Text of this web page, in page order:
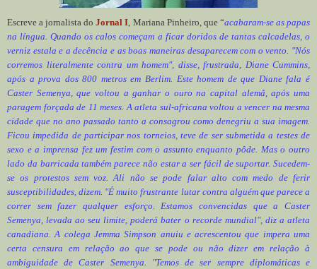
Escreve a jornalista doJornal I, Mariana Pinheiro, que “acabaram-se as papas
na língua. Quando os calos começam a ficar doridos de tantas calcadelas, o
verniz estala e a decência e as boas maneiras desaparecem com o vento. "Nós
corremos literalmente contra um homem", disse, frustrada, Diane Cummins,
após a prova dos 800 metros em Berlim. Este homem de que Diane fala é
Caster Semenya, que voltou a ganhar o ouro na capital alemã, após uma
paragem forçada de 11 meses. A atleta sul-africana voltou a vencer na mesma
cidade que no ano passado tanto a consagrou como denegriu a sua imagem.
Ficou impedida de participar nos torneios, teve de ser submetida a testes de
sexo e a imprensa fez um festim com o assunto enquanto pôde. Mas o outro
lado da barricada também parece não estar a ser fácil de suportar. Sucedem-
se os protestos sem voz. Ali não se pode falar alto com medo de ferir
susceptibilidades, dizem. "É muito frustrante lutar contra alguém que parece a
correr sem fazer qualquer esforço. Estamos convencidas que a Caster
Semenya, levada ao seu limite, poderá bater o recorde mundial", diz a atleta
canadiana. A colega Jemma Simpson anuiu e acrescentou que impera uma
certa censura em relação ao que se pode ou não dizer em relação à
ambiguidade de Caster Semenya. "Temos de ser sempre diplomáticas e